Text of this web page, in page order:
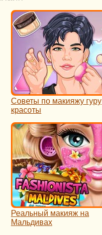
Советы по макияжу гуру
красоты
Реальный макияж на
Мальдивах